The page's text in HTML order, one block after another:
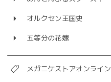
オルクセン王国史
五等分の花嫁
メガニケストアオンライン